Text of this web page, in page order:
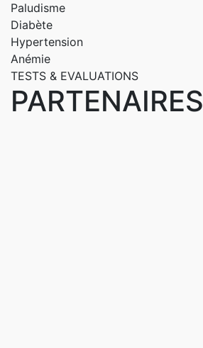
Paludisme
Diabète
Hypertension
Anémie
TESTS & EVALUATIONS
PARTENAIRES